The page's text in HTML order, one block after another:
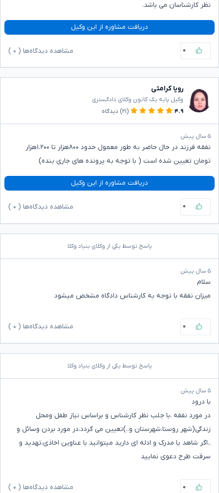
نظر کارشناسان می باشد.
دریافت مشاوره از این وکیل
۰ مشاهده دیدگاه‌ها ( ۰
رویا کرامتی
وکیل پایه یک کانون وکلای دادگستری
۴.۹
(۲۱) دیدگاه
۵ سال پیش
نفقه فرزند در حال حاضر به طور معمول حدود ۸۰۰هزار تا ۱.۲۰۰هزار
تومان تعیین شده است ( با توجه به پرونده های جاری بنده)
دریافت مشاوره از این وکیل
۰ مشاهده دیدگاه‌ها ( ۰
پاسخ توسط یکی از وکلای بنیاد وکلا
۵ سال پیش
سلام
میزان نفقه با توجه به کارشناس دادگاه مشخص میشود
۰ مشاهده دیدگاه‌ها ( ۰
پاسخ توسط یکی از وکلای بنیاد وکلا
۵ سال پیش
با درود
در مورد نفقه ،با جلب نظر کارشناس و براساس نیاز طفل ومحل
زندگی(شهر روستا،شهرستان و..)تعیین می گردد،در مورد بردن وسائل و
..اگر شاهد یا مدرک و ادله ای دارید میتوانید با عناوین اخاذی،تهدید و
سرقت طرح دعوی نمایید
۰ مشاهده دیدگاه‌ها ( ۰